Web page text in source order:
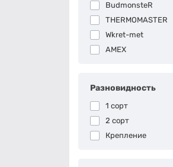
BudmonsteR
THERMOMASTER
Wkret-met
AMEX
Разновидность
1 сорт
2 сорт
Крепление